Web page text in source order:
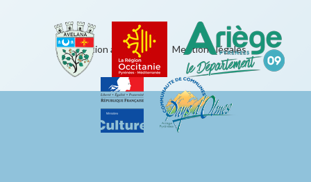
Éducation artistique Mentions légales